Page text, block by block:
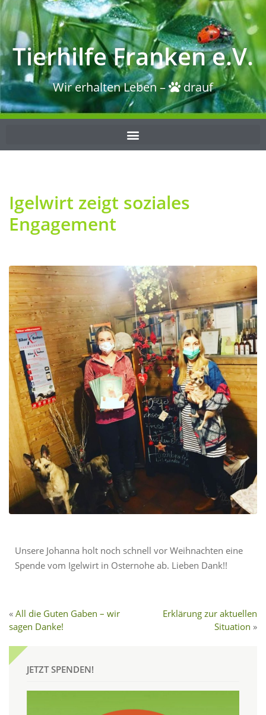
Tierhilfe Franken e.V.
Wir erhalten Leben – drauf
Igelwirt zeigt soziales
Engagement
Unsere Johanna holt noch schnell vor Weihnachten eine
Spende vom Igelwirt in Osternohe ab. Lieben Dank!!
All die Guten Gaben – wir
sagen Danke!
Erklärung zur aktuellen
Situation
JETZT SPENDEN!